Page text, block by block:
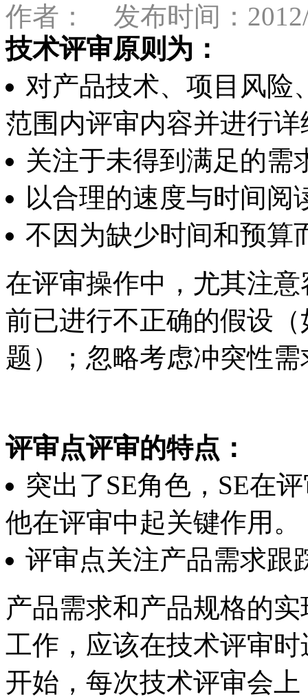
作者： 发布时间：
技术评审原则为：
对产品技术、项目风险
范围内评审内容并进行
关注于未得到满足的需
以合理的速度与时间阅
不因为缺少时间和预算
在评审操作中，尤其注
前已进行不正确的假设
题）；忽略考虑冲突性
评审点评审的特点：
突出了SE角色，SE在
他在评审中起关键作用。
评审点关注产品需求跟
产品需求和产品规格的
工作，应该在技术评审
开始，每次技术评审会